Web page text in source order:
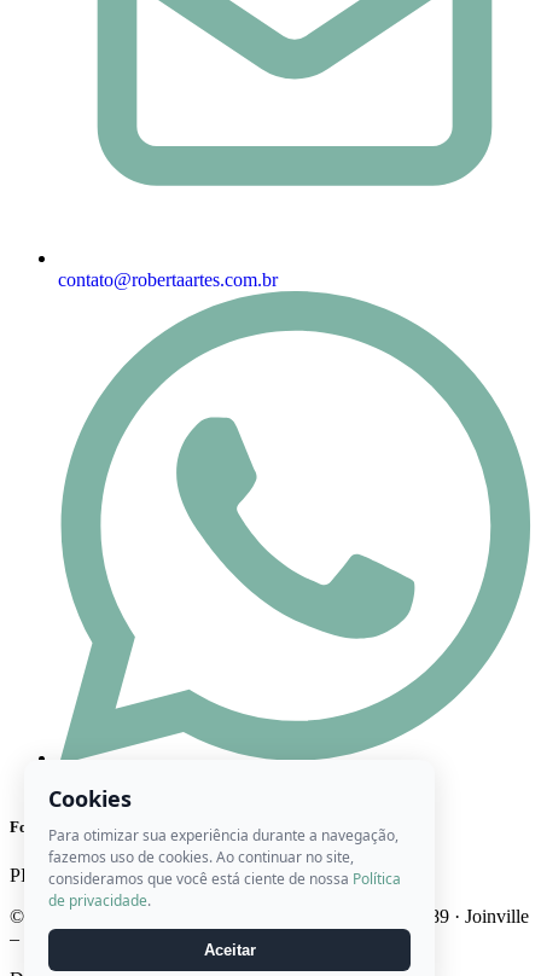
contato@robertaartes.com.br
Formas de Pagamento
PIX Cartão Boleto
© 2026 Ateliê Roberta Artes · CNPJ 22.746.947/0001-89 · Joinville
– SC · Brasil
Cookies
Para otimizar sua experiência durante a navegação,
fazemos uso de cookies. Ao continuar no site,
consideramos que você está ciente de nossa Política
de privacidade.
Aceitar